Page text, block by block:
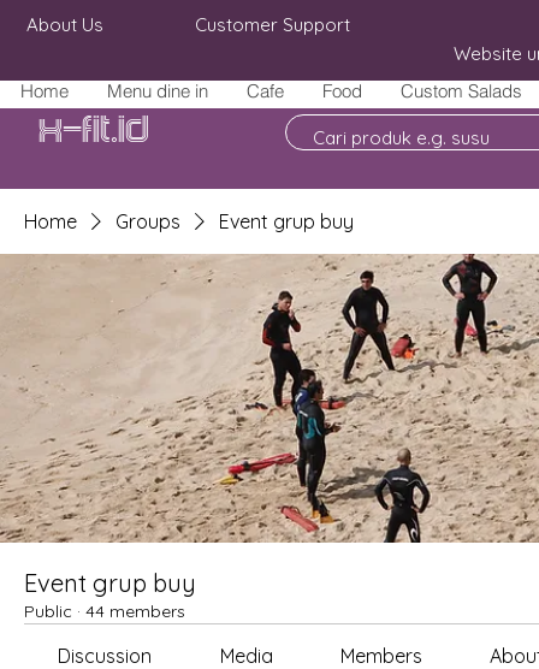
Home Menu dine in Cafe Food Custom Salads
About Us
Customer Support
Website
X-fit.id
Home Groups Event grup buy
Event grup buy
Public · 44 members
Discussion Media Members